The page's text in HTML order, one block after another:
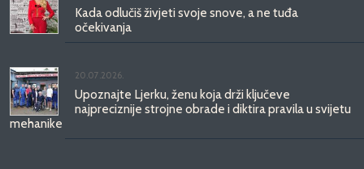
Kada odlučiš živjeti svoje snove, a ne tuđa
očekivanja
20.07.2026.
Upoznajte Ljerku, ženu koja drži ključeve
najpreciznije strojne obrade i diktira pravila u svijetu
mehanike